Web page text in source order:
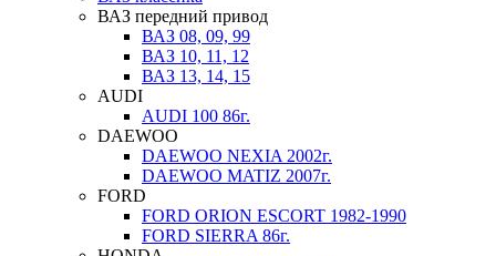
ВАЗ передний привод
ВАЗ 08, 09, 99
ВАЗ 10, 11, 12
ВАЗ 13, 14, 15
AUDI
AUDI 100 86г.
DAEWOO
DAEWOO NEXIA 2002г.
DAEWOO MATIZ 2007г.
FORD
FORD ORION ESCORT 1982-1990
FORD SIERRA 86г.